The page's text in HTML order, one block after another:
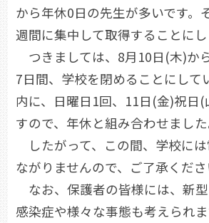
から年休0日の先生が多いです。
週間に集中して取得することにし
つきましては、8月10日(木)か
7日間、学校を閉めることにして
内に、日曜日1回、11日(金)祝日(
すので、年休と組み合わせました
したがって、この間、学校に
ながりませんので、ご了承くださ
なお、保護者の皆様には、新
感染症や様々な事態も考えられ